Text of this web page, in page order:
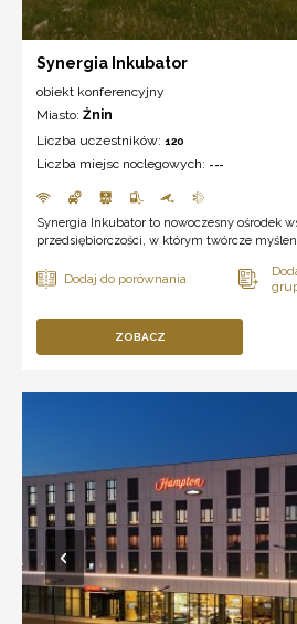
Synergia Inkubator
obiekt konferencyjny
Miasto: Żnin
Liczba uczestników: 120
Liczba miejsc noclegowych: ---
Synergia Inkubator to nowoczesny ośrodek
przedsiębiorczości, w którym twórcze
ZOBACZ